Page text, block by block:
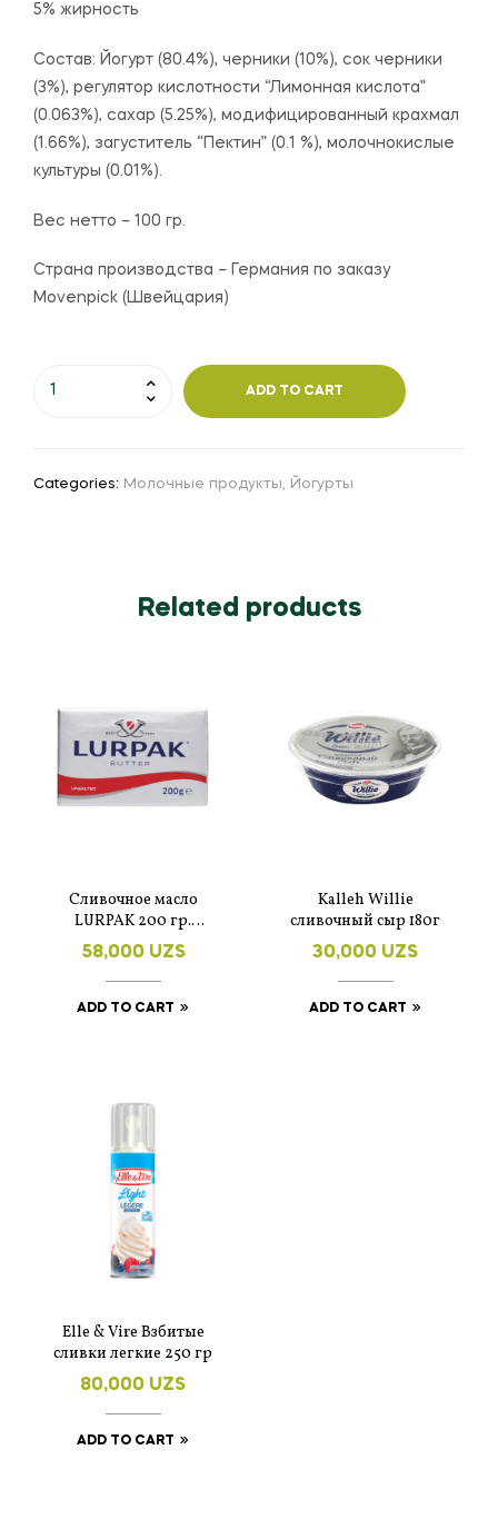
5% жирность
Состав: Йогурт (80.4%), черники (10%), сок черники
(3%), регулятор кислотности “Лимонная кислота”
(0.063%), сахар (5.25%), модифицированный крахмал
(1.66%), загуститель “Пектин” (0.1 %), молочнокислые
культуры (0.01%).
Вес нетто – 100 гр.
Страна производства – Германия по заказу
Movenpick (Швейцария)
ADD TO CART
Categories: Молочные продукты Йогурты
Related products
Сливочное масло
LURPAK 200 гр.
несолёное
58,000 UZS
ADD TO CART
Kalleh Willie
сливочный сыр 180г
30,000 UZS
ADD TO CART
Elle & Vire Взбитые
сливки легкие 250 гр
80,000 UZS
ADD TO CART